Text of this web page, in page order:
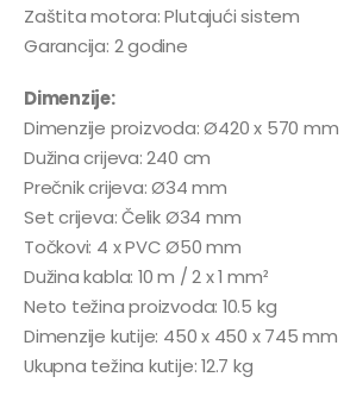
Zaštita motora: Plutajući sistem
Garancija: 2 godine
Dimenzije:
Dimenzije proizvoda: Ø420 x 570 mm
Dužina crijeva: 240 cm
Prečnik crijeva: Ø34 mm
Set crijeva: Čelik Ø34 mm
Točkovi: 4 x PVC Ø50 mm
Dužina kabla: 10 m / 2 x 1 mm²
Neto težina proizvoda: 10.5 kg
Dimenzije kutije: 450 x 450 x 745 mm
Ukupna težina kutije: 12.7 kg